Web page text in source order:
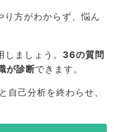
方がわからず、悩ん
ましょう。 36の質問
が診断できます。
己分析を終わらせ、